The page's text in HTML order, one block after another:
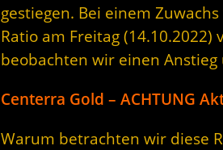
gestiegen. Bei einem
Ratio am Freitag
beobachten wir einen Anstieg
Centerra Gold – ACHTUNG
Warum betrachten wir diese